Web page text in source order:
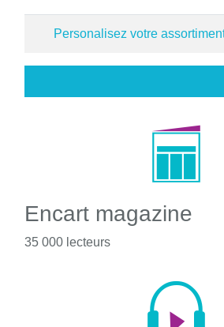
Personalisez votre
Encart magazine
35 000 lecteurs